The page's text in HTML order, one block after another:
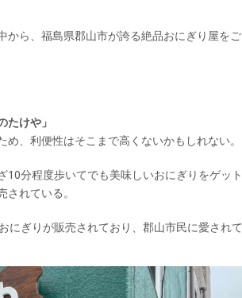
から、福島県郡山市が誇る絶品おにぎり屋をご
たけや」
、利便性はそこまで高くないかもしれない。
10分程度歩いてでも美味しいおにぎりをゲット
されている。
にぎりが販売されており、郡山市民に愛されて